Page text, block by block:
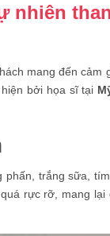
nhiên
mang đến cảm
bởi họa sĩ tại
phấn, trắng sữa,
rực rỡ, mang